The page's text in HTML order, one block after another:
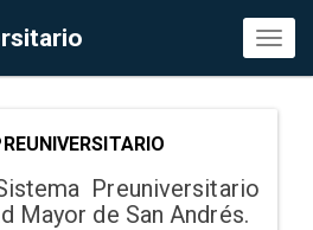
Preuniversitario
Mayor de San Andrés.